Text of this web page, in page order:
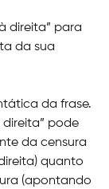
direita” para
da sua
da frase.
direita” pode
da censura
quanto
(apontando